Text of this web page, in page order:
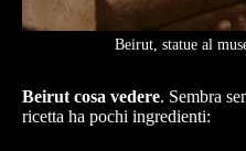
Beirut, statue al
Beirut cosa vedere. Sembra
ricetta ha pochi ingredienti: